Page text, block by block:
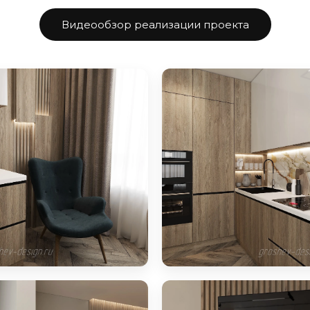
Видеообзор реализации проекта